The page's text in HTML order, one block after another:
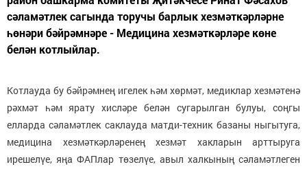
сәламәтлек сагында торучы барлык хезмәткәрләрне
һөнәри бәйрәмнәре - Медицина хезмәткәрләре көне
белән котлыйлар.
Котлауда бу бәйрәмнең игелек һәм хөрмәт, медиклар хезмәтенә
рәхмәт һәм ярату хисләре белән сугарылган булуы, соңгы
елларда сәламәтлек саклауда матди-техник базаны ныгытуга,
медицина хезмәткәрләренең хезмәт хакларын арттыруга
ирешелүе, яңа ФАПлар төзелүе, авыл халкының сәламәтлеген